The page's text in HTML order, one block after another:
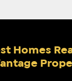
Homes